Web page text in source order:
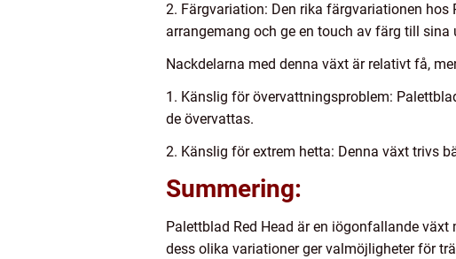
2. Färgvariation: Den rika färgvariationen
arrangemang och ge en touch av färg till sina
Nackdelarna med denna växt är relativt få,
1. Känslig för övervattningsproblem:
de övervattas.
2. Känslig för extrem hetta: Denna växt trivs
Summering:
Palettblad Red Head är en iögonfallande
dess olika variationer ger valmöjligheter för